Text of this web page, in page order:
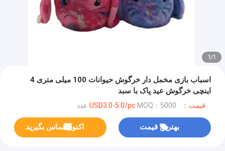
1
/
1
اسباب بازی مخمل دار خرگوش حیوانات 100 میلی متری 4
اینچی خرگوش عید پاک با سبد
قیمت：USD3.0-5.0/pc MOQ：5000 عدد
بهترین قیمت اکنون تماس بگیرید